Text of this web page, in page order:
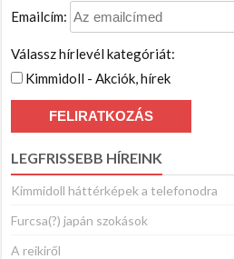
Emailcím:
Válassz hírlevél kategóriát:
Kimmidoll - Akciók, hírek
LEGFRISSEBB HÍREINK
Kimmidoll háttérképek a telefonodra
Furcsa(?) japán szokások
A reikiről